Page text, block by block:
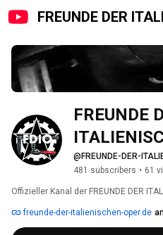
FREUNDE DER
FREUNDE
@FREUNDE-DER-
481 subscribers • 61
Offizieller Kanal der FREUNDE DER
freunde-der-italienischen-oper.de